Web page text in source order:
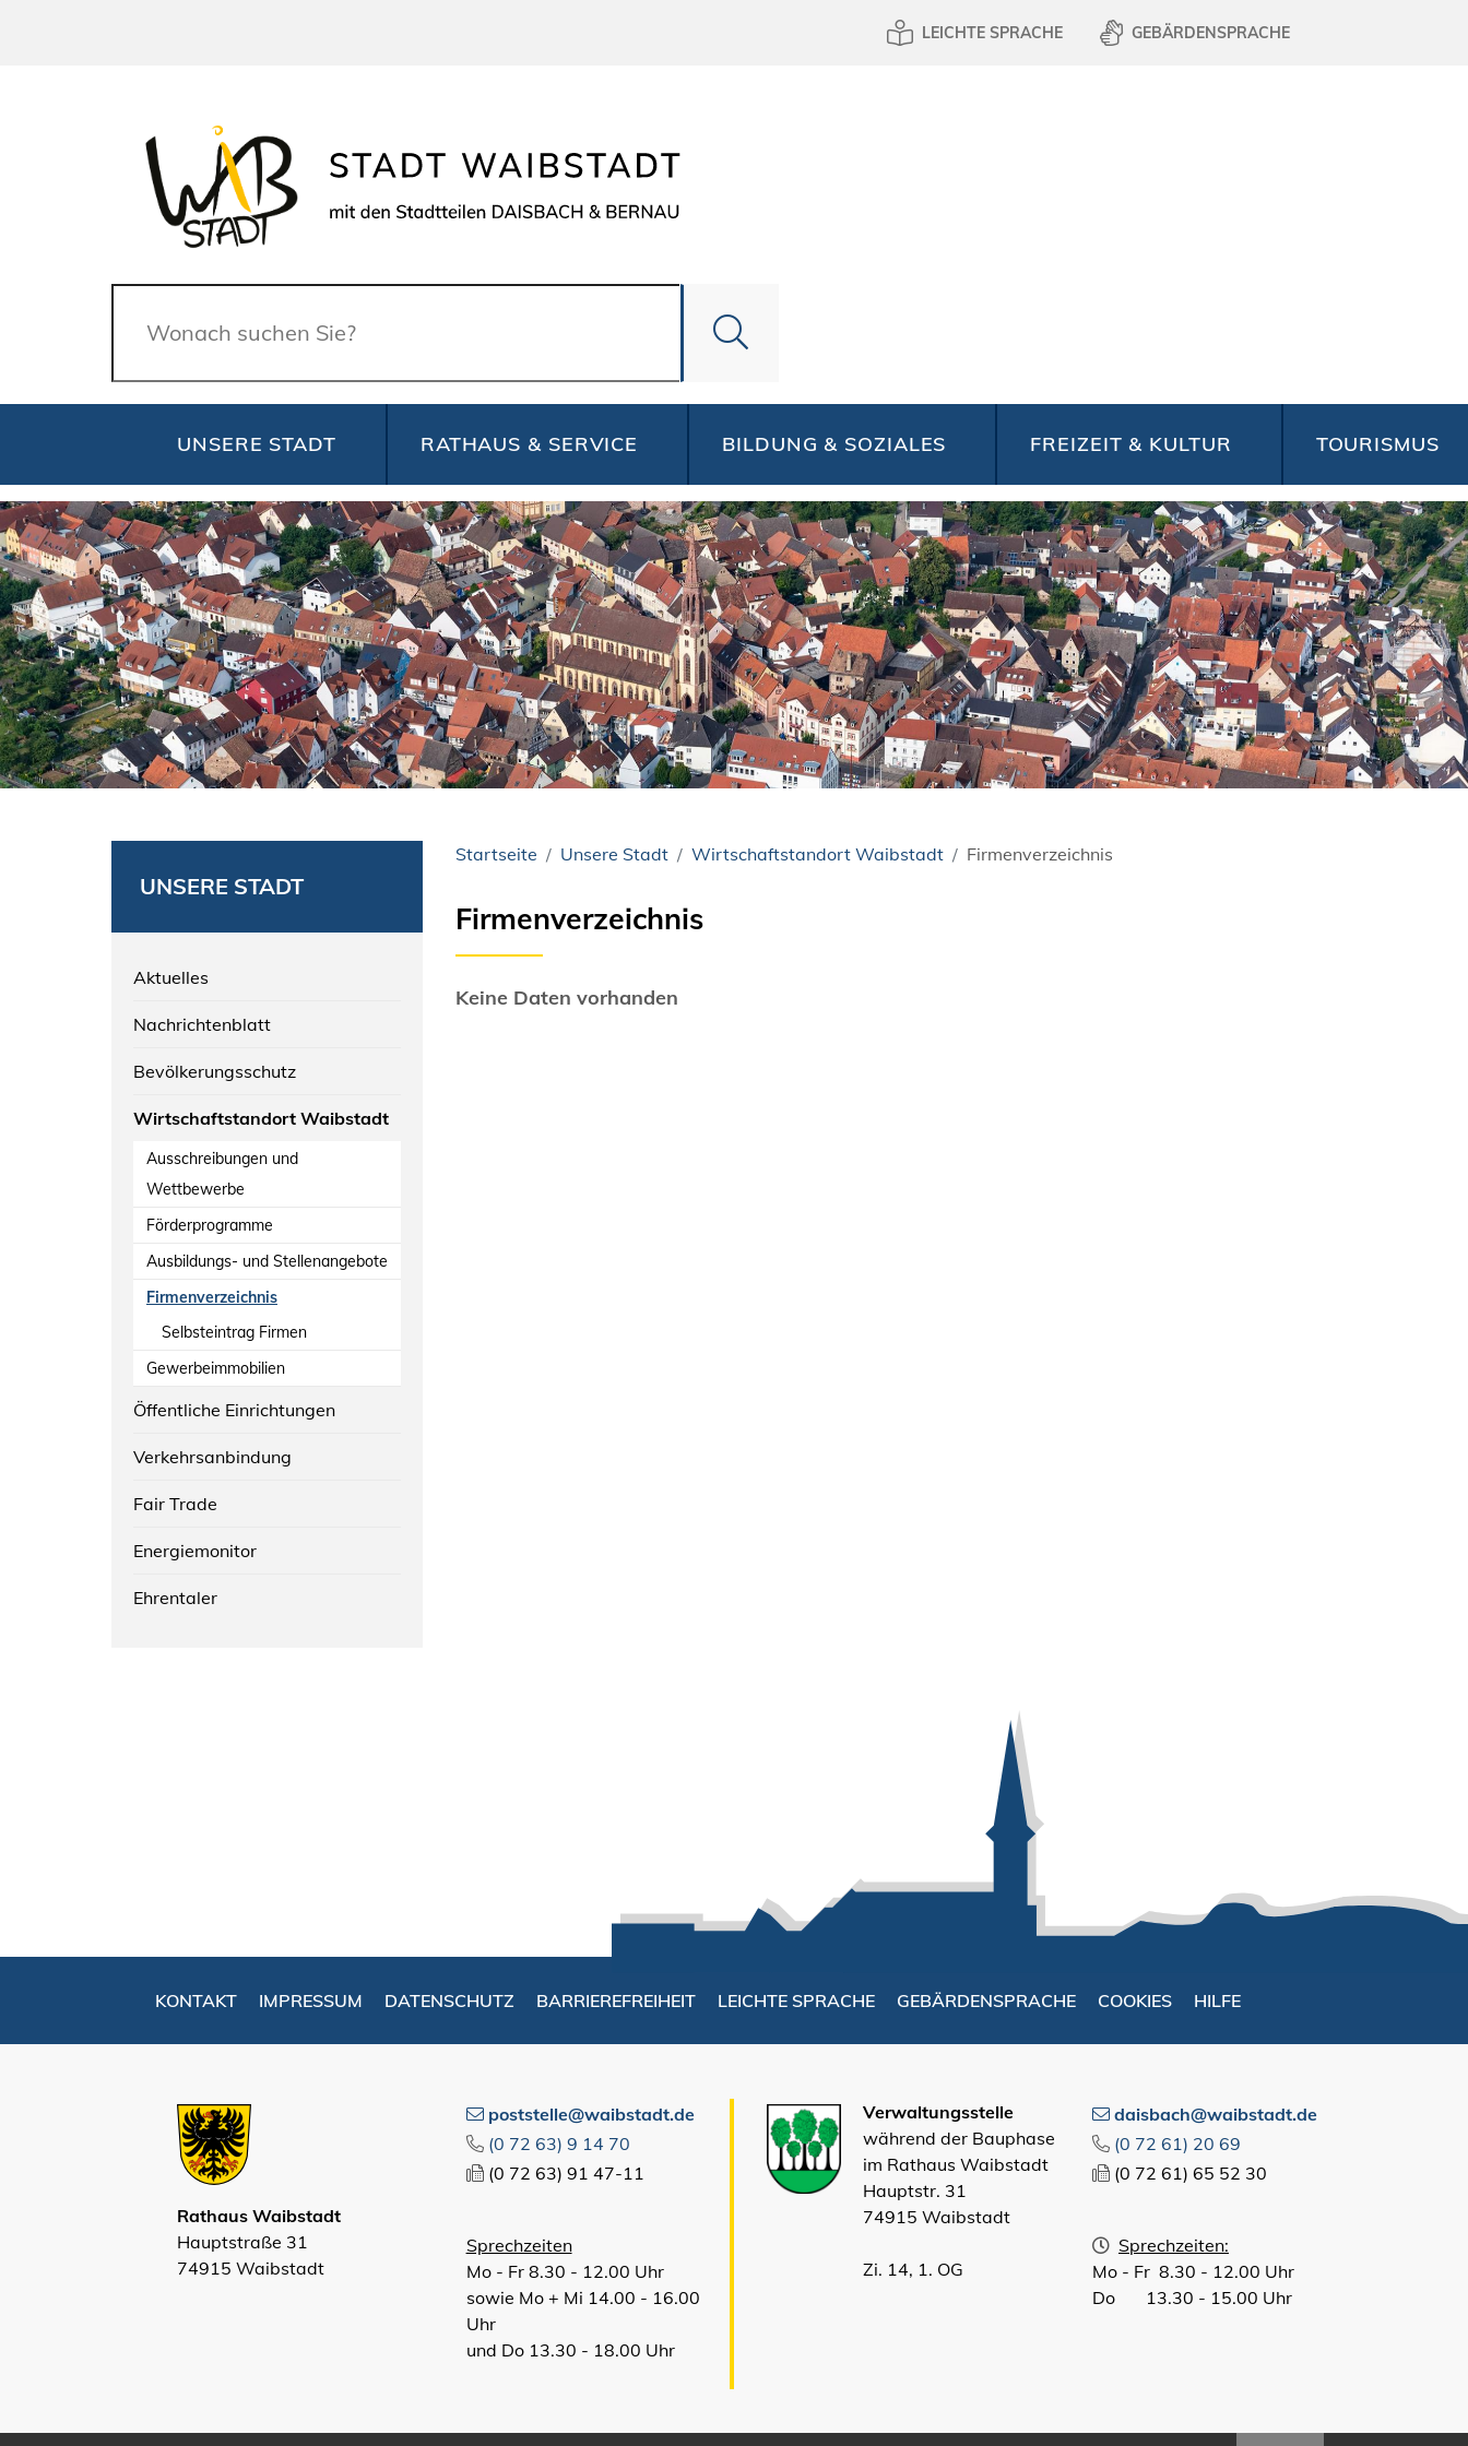
LEICHTE SPRACHE GEBÄRDENSPRACHE
Suche
UNSERE STADT RATHAUS & SERVICE BILDUNG & SOZIALES FREIZEIT & KULTUR TOURISMUS
UNSERE STADT
Aktuelles
Nachrichtenblatt
Bevölkerungsschutz
Wirtschaftstandort Waibstadt
Ausschreibungen und
Wettbewerbe
Förderprogramme
Ausbildungs- und Stellenangebote
Firmenverzeichnis
Selbsteintrag Firmen
Gewerbeimmobilien
Öffentliche Einrichtungen
Verkehrsanbindung
Fair Trade
Energiemonitor
Ehrentaler
Startseite Unsere Stadt Wirtschaftstandort Waibstadt Firmenverzeichnis
Firmenverzeichnis
Keine Daten vorhanden
KONTAKT IMPRESSUM DATENSCHUTZ BARRIEREFREIHEIT LEICHTE SPRACHE GEBÄRDENSPRACHE COOKIES HILFE
Rathaus Waibstadt
Hauptstraße 31
74915 Waibstadt
poststelle@waibstadt.de
(0 72 63) 9 14 70
(0 72 63) 91 47-11
Sprechzeiten
Mo - Fr 8.30 - 12.00 Uhr
sowie Mo + Mi 14.00 - 16.00
Uhr
und Do 13.30 - 18.00 Uhr
Verwaltungsstelle
während der Bauphase
im Rathaus Waibstadt
Hauptstr. 31
74915 Waibstadt
Zi. 14, 1. OG
daisbach@waibstadt.de
(0 72 61) 20 69
(0 72 61) 65 52 30
Sprechzeiten:
Mo - Fr 8.30 - 12.00 Uhr
Do 13.30 - 15.00 Uhr